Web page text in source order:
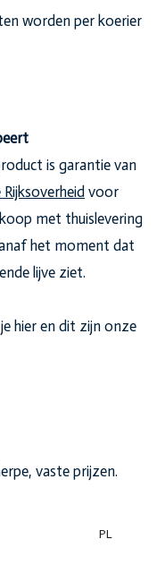
worden per koerier
is garantie van
voor
met thuislevering
het moment dat
lijve ziet.
hier en dit zijn onze
vaste prijzen.
PL